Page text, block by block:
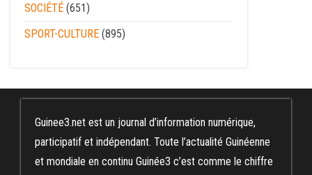
SOCIÉTÉ (651)
SPORT-CULTURE (895)
Guinee3.net est un journal d’information numérique,
participatif et indépendant. Toute l’actualité Guinéenne
et mondiale en continu Guinée3 c’est comme le chiffre